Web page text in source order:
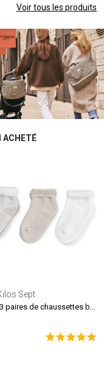
Voir tous les produits
ACHETÉ
Sept